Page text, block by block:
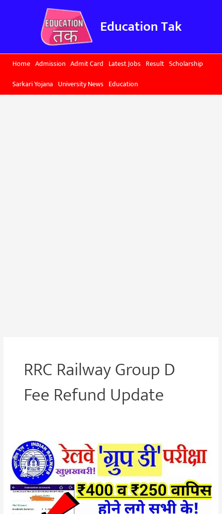
Education Tak
Home Admission Admit Card Latest Jobs Result Scholarship
Sarkari Yojana University News Education
RRC Railway Group D
Fee Refund Update
RRC
Railway
Group
D
Fee
Refund